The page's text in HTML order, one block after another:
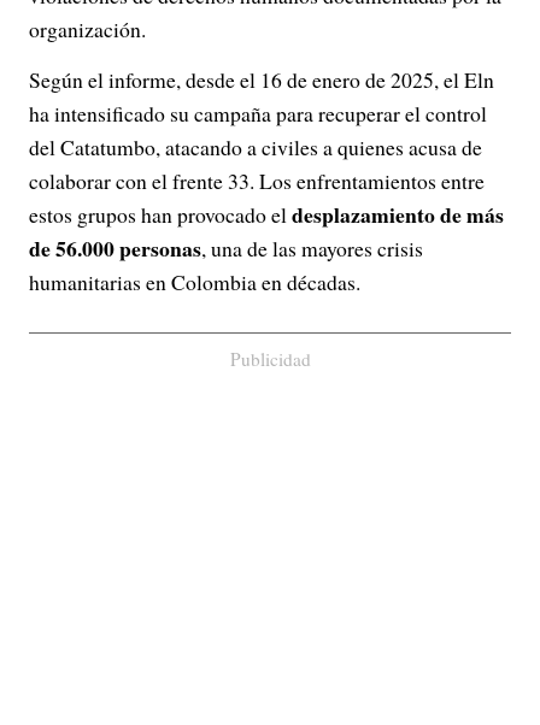
organización.
Según el informe, desde el 16 de enero de 2025, el Eln
ha intensificado su campaña para recuperar el control
del Catatumbo, atacando a civiles a quienes acusa de
colaborar con el frente 33. Los enfrentamientos entre
estos grupos han provocado eldesplazamiento de más
de 56.000 personas, una de las mayores crisis
humanitarias en Colombia en décadas.
Publicidad